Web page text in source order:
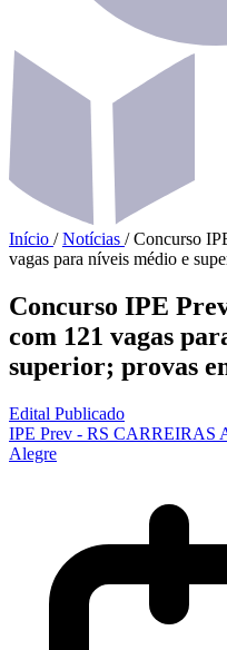
Início / Notícias / Concurso
vagas para níveis médio e
Concurso IPE
com 121 vagas
superior; provas
Edital Publicado
IPE Prev - RS CARREIRAS
Alegre